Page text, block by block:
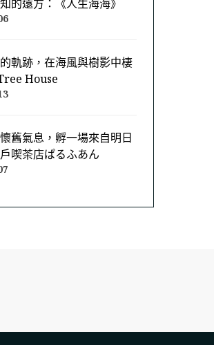
的遠方：《人生海海》
軌跡，在海風與樹影中棲
House
舊氣息，孵一場來自明日
喫茶店ぱるふあん